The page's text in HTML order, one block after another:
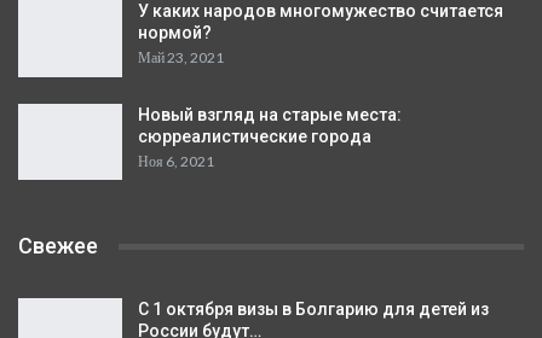
У каких народов многомужество считается
нормой?
Май 23, 2021
Новый взгляд на старые места:
сюрреалистические города
Ноя 6, 2021
Свежее
С 1 октября визы в Болгарию для детей из
России будут…